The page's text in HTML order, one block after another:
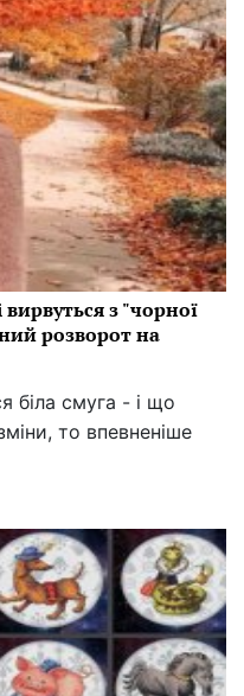
вирвуться з "чорної
розворот на
біла смуга - і що
то впевненіше